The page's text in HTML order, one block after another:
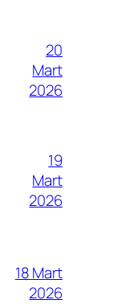
20
Mart
2026
19
Mart
2026
18 Mart
2026